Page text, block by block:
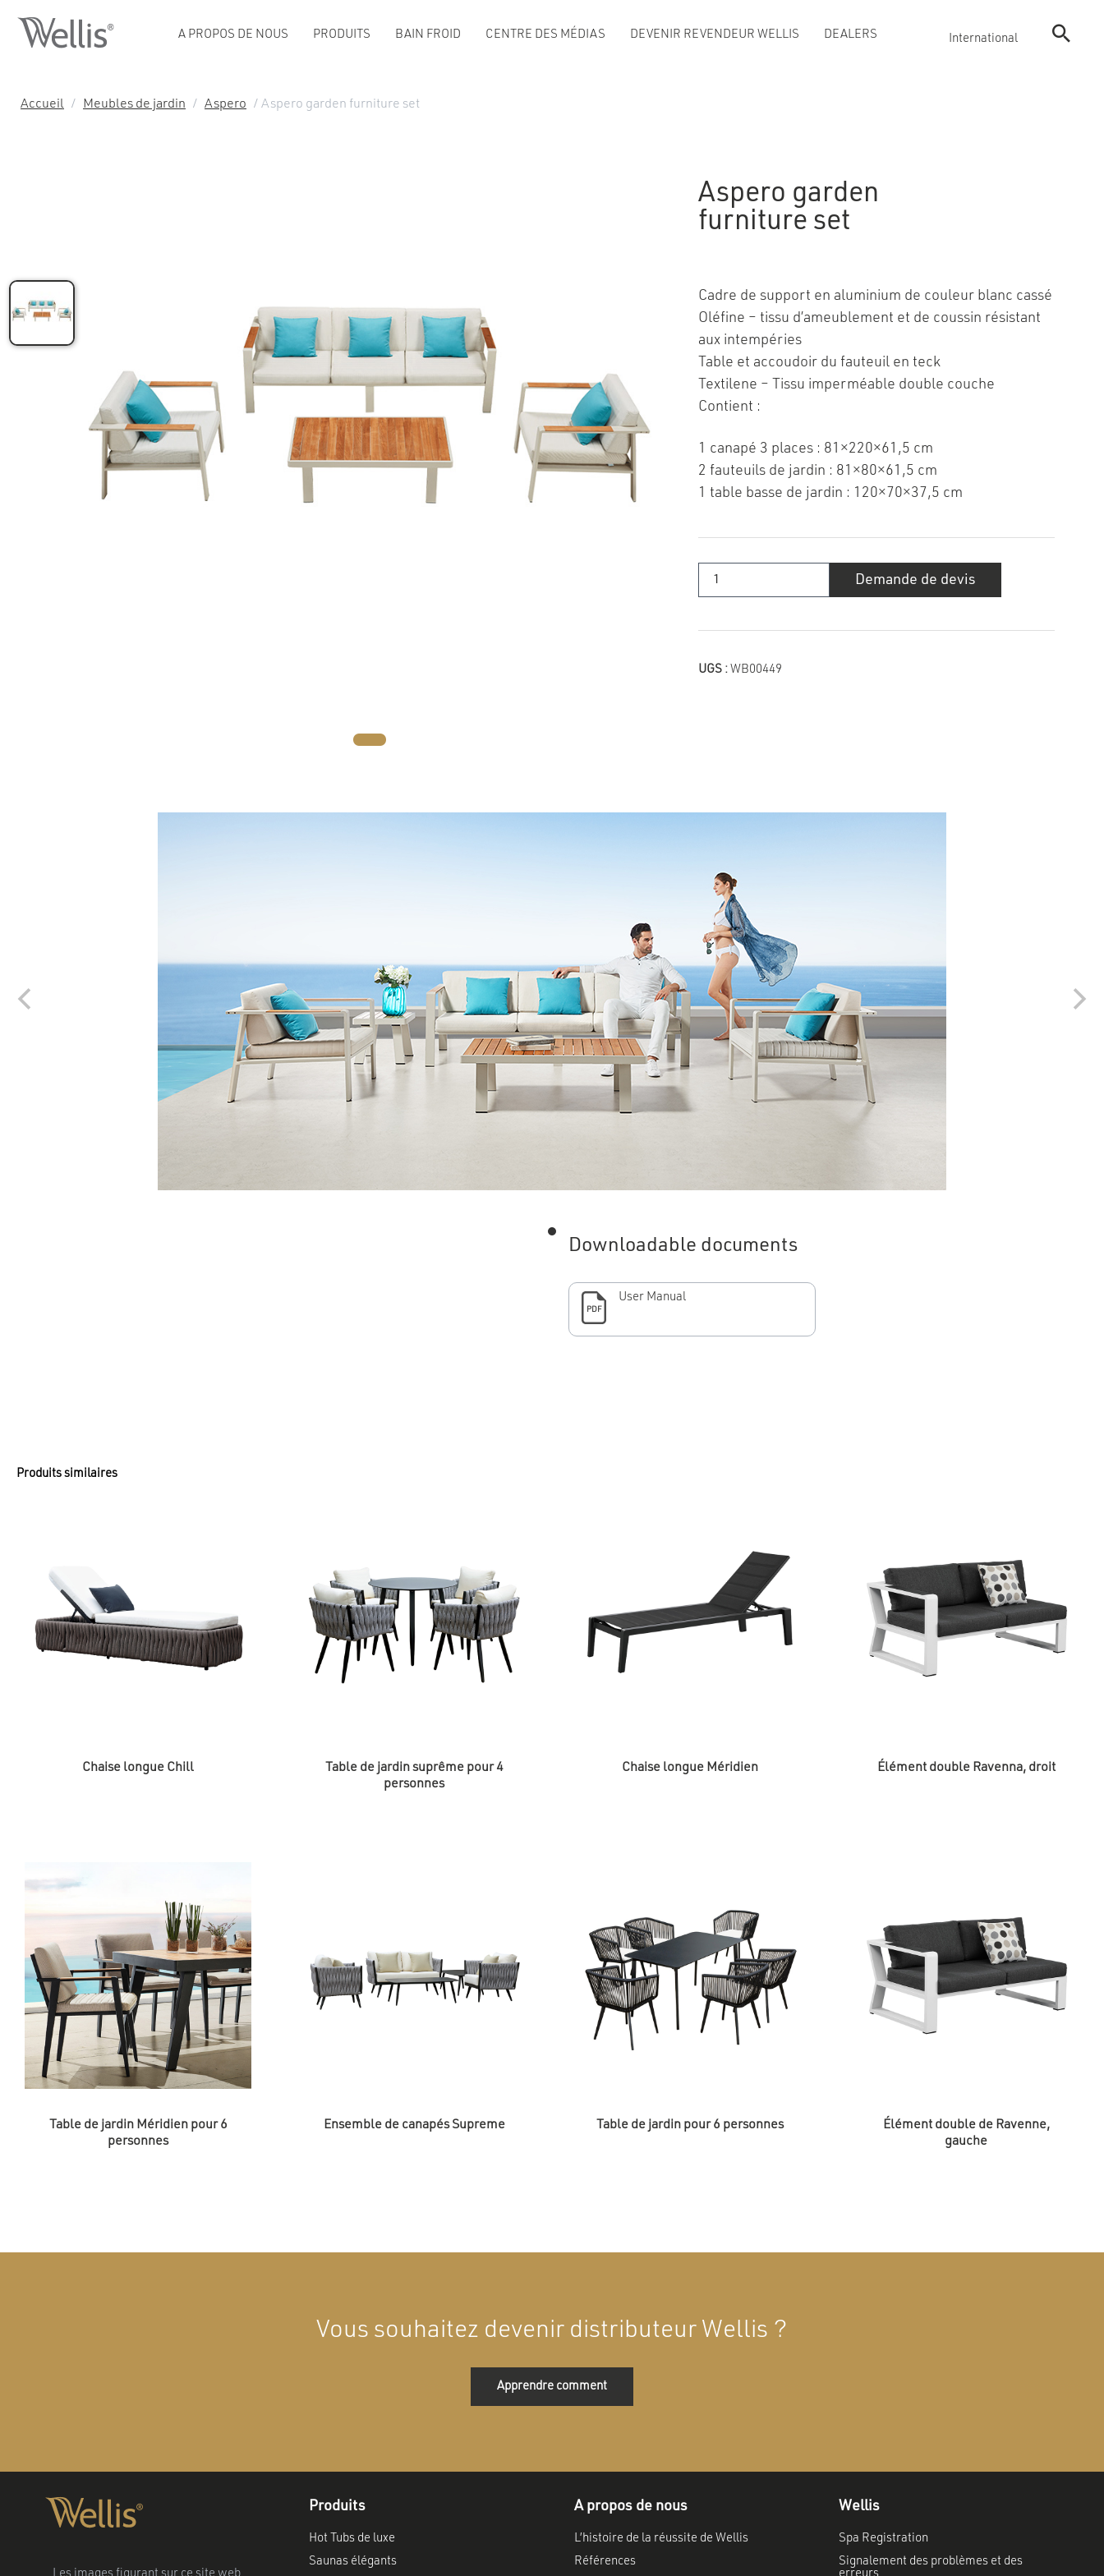
A PROPOS DE NOUS PRODUITS BAIN FROID CENTRE DES MÉDIAS DEVENIR REVENDEUR WELLIS DEALERS International
Accueil / Meubles de jardin / Aspero / Aspero garden furniture set
Aspero garden
furniture set
Cadre de support en aluminium de couleur blanc cassé
Oléfine – tissu d’ameublement et de coussin résistant
aux intempéries
Table et accoudoir du fauteuil en teck
Textilene – Tissu imperméable double couche
Contient :
1 canapé 3 places : 81×220×61,5 cm
2 fauteuils de jardin : 81×80×61,5 cm
1 table basse de jardin : 120×70×37,5 cm
set
Demande de devis
UGS : WB00449
Downloadable documents
PDF
User Manual
Produits similaires
Chaise longue Chill
Table de jardin suprême pour 4
personnes
Chaise longue Méridien Élément double Ravenna, droit
Table de jardin Méridien pour 6
personnes
Ensemble de canapés Supreme Table de jardin pour 6 personnes
Élément double de Ravenne,
gauche
Vous souhaitez devenir distributeur Wellis ?
Apprendre comment
Produits
Hot Tubs de luxe
Saunas élégants
A propos de nous
L’histoire de la réussite de Wellis
Références
Wellis
Spa Registration
Signalement des problèmes et des